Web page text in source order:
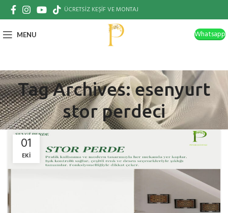
ÜCRETSİZ KEŞİF VE MONTAJ
MENU Whatsapp
Tag Archives: esenyurt
stor perdeci
01
EKI